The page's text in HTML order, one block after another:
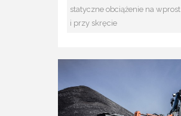
statyczne obciążenie na wprost
i przy skręcie